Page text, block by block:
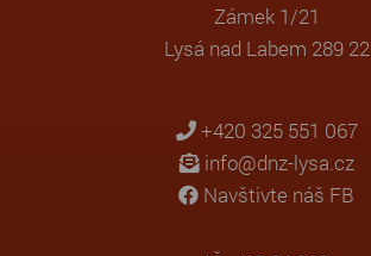
Zámek 1/21
Lysá nad Labem 289 22
+420 325 551 067
info@dnz-lysa.cz
Navštivte náš FB